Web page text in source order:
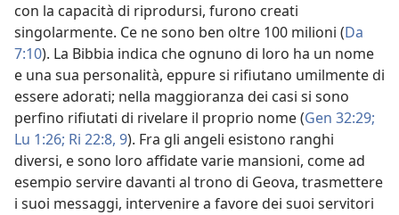
con la capacità di riprodursi, furono creati
singolarmente. Ce ne sono ben oltre 100 milioni (Da
7:10). La Bibbia indica che ognuno di loro ha un nome
e una sua personalità, eppure si rifiutano umilmente di
essere adorati; nella maggioranza dei casi si sono
perfino rifiutati di rivelare il proprio nome (Gen 32:29;
Lu 1:26; Ri 22:8, 9). Fra gli angeli esistono ranghi
diversi, e sono loro affidate varie mansioni, come ad
esempio servire davanti al trono di Geova, trasmettere
i suoi messaggi, intervenire a favore dei suoi servitori